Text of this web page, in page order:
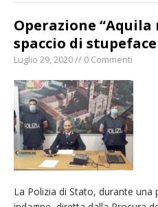
Operazione
spaccio di
Luglio 29, 2020 // 0 Commenti
La Polizia di Stato, durante